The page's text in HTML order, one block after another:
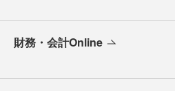
財務・会計Online